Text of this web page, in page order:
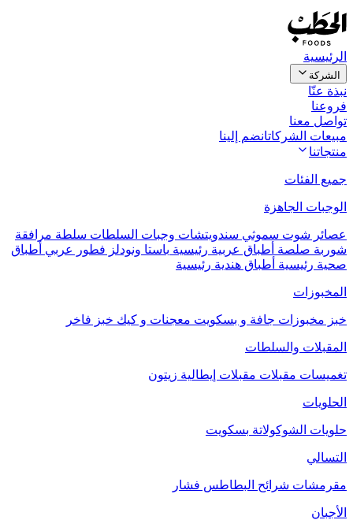
الرئيسية
الشركة
نبذة عنّا
فروعنا
تواصل معنا
مبيعات الشركاتانضم إلينا
منتجاتنا
جميع الفئات
الوجبات الجاهزة
عصائر شوت سموثي سندويتشات وجبات السلطات سلطة مرافقة
شوربة صلصة أطباق عربية رئيسية باستا ونودلز فطور عربي أطباق
صحية رئيسية أطباق هندية رئيسية
المخبوزات
خبز مخبوزات جافة و بسكويت معجنات و كيك خبز فاخر
المقبلات والسلطات
تغميسات مقبلات مقبلات إيطالية زيتون
الحلويات
حلويات الشوكولاتة بسكويت
التسالي
مقرمشات شرائح البطاطس فشار
الأجبان